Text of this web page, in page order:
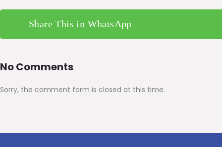
Share This in WhatsApp
No Comments
Sorry, the comment form is closed at this time.